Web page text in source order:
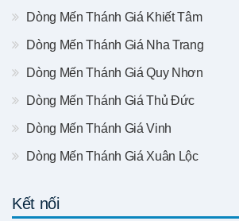
Dòng Mến Thánh Giá Khiết Tâm
Dòng Mến Thánh Giá Nha Trang
Dòng Mến Thánh Giá Quy Nhơn
Dòng Mến Thánh Giá Thủ Đức
Dòng Mến Thánh Giá Vinh
Dòng Mến Thánh Giá Xuân Lộc
Kết nối